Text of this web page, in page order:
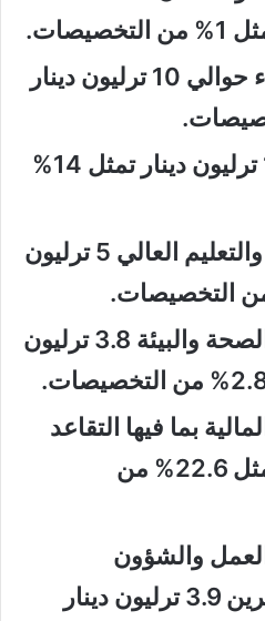
تخصيصات الكهرباء حوالي 10 ترليون دينار
النفط والغاز 18.4 ترليون دينار تمثل 14%
تخصيصات التربية والتعليم العالي 5 ترليون
تخصيصات وزارة الصحة والبيئة 3.8 ترليون
بما فيها التقاعد
30 ترليون دينار تمثل 22.6% من
والشؤون
الأجتماعية والمهجرين 3.9 ترليون دينار